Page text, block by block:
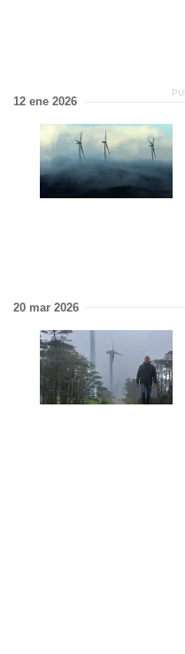
12 ene 2026
20 mar 2026